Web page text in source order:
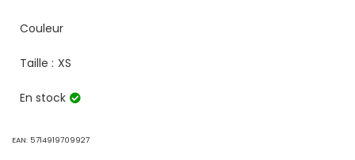
Couleur
Taille : XS
En stock
EAN: 5714919709927